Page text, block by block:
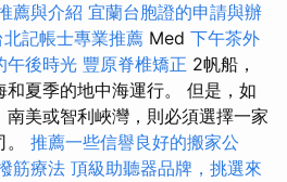
薦與介紹 宜蘭台胞證的申請與辦
北記帳士專業推薦 Med 下午茶外
午後時光 豐原脊椎矯正 2帆船，
夏季的地中海運行。 但是，如
美或智利峽灣，則必須選擇一家
推薦一些信譽良好的搬家公
筋療法 頂級助聽器品牌，挑選來